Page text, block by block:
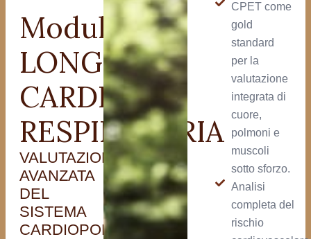
Modulo
LONGEVITÀ
CARDIO
RESPIRATORIA
VALUTAZIONE
AVANZATA
DEL
SISTEMA
CARDIOPOLMONARE.
CPET come
gold
standard
per la
valutazione
integrata di
cuore,
polmoni e
muscoli
sotto sforzo.
Analisi
completa del
rischio